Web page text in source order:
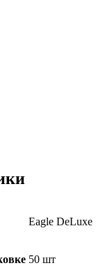
Eagle DeLuxe
50 шт